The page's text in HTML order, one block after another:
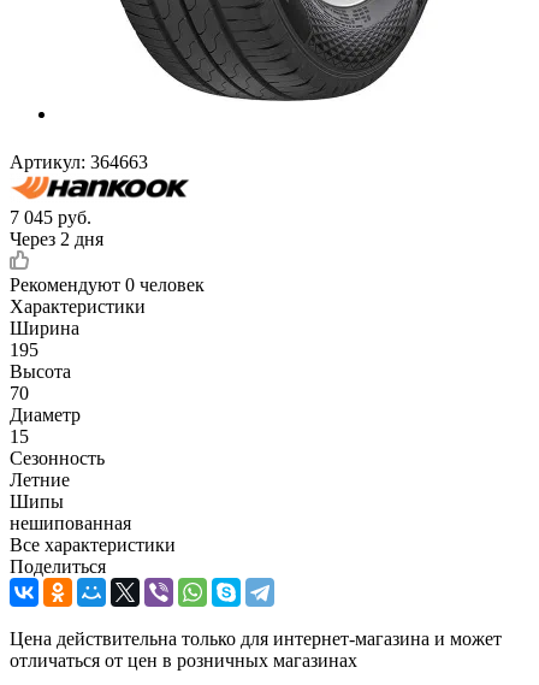
Артикул: 364663
7 045 руб.
Через 2 дня
Рекомендуют 0 человек
Характеристики
Ширина
195
Высота
70
Диаметр
15
Сезонность
Летние
Шипы
нешипованная
Все характеристики
Поделиться
Цена действительна только для интернет-магазина и может
отличаться от цен в розничных магазинах